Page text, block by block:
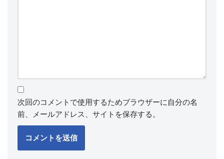
次回のコメントで使用するためブラウザーに自分の名
前、メールアドレス、サイトを保存する。